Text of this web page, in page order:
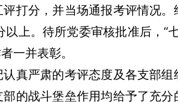
打分，并当场通报考评情况。
上。待所党委审核批准后，“
一并表彰。
严肃的考评态度及各支部组
的战斗堡垒作用均给予了充分